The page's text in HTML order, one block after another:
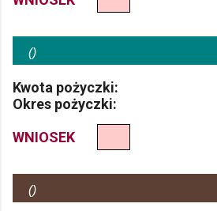
()
Kwota pożyczki:
Okres pożyczki:
WNIOSEK
()